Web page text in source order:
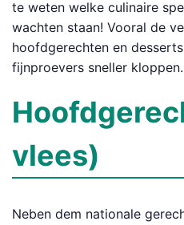
te weten welke culinaire
wachten staan! Vooral de
hoofdgerechten en
fijnproevers sneller kloppen.
vlees)
Neben dem nationale